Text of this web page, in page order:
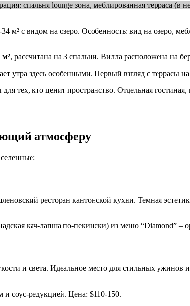
спальня lounge зона, меблированная терраса (в
м² с видом на озеро. Особенность: вид на озеро,
м², рассчитана на 3 спальни. Вилла расположена на
утра здесь особенными. Первый взгляд с террасы
тех, кто ценит пространство. Отдельная
атмосферу
ресторан кантонской кухни. Темная
кач-лапша по-пекински) из меню “Diamond” –
и света. Идеальное место для стильных ужинов и
соус-редукцией. Цена: $110-150.